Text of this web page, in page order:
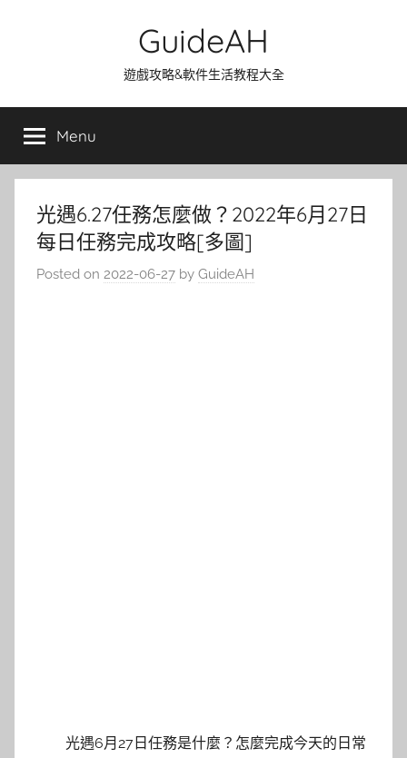
GuideAH
遊戲攻略&軟件生活教程大全
Menu
光遇6.27任務怎麼做？2022年6月27日
每日任務完成攻略[多圖]
Posted on 2022-06-27 by GuideAH
光遇6月27日任務是什麼？怎麼完成今天的日常